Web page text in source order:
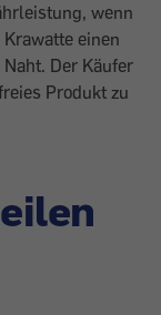
wenn
einen
Der Käufer
Produkt zu